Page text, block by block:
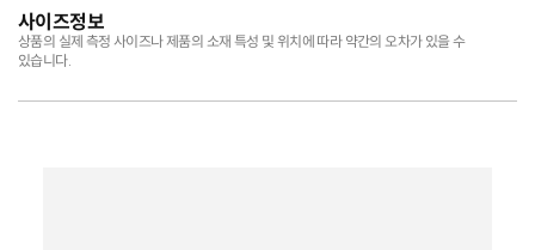
사이즈정보
상품의 실제 측정 사이즈나 제품의 소재 특성 및 위치에 따라 약간의 오차가 있을 수
있습니다.